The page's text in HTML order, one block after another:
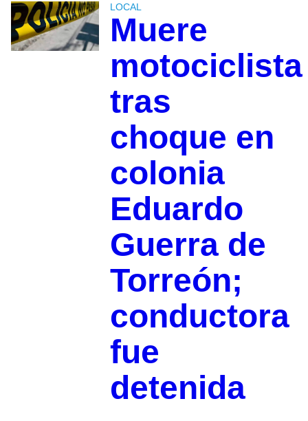
LOCAL
Muere
motociclista
tras
choque en
colonia
Eduardo
Guerra de
Torreón;
conductora
fue
detenida